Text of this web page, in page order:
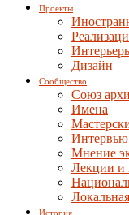
Проекты
Дизайн
Сообщество
Союз
Имена
Интервью
Мнение
Лекции и
История